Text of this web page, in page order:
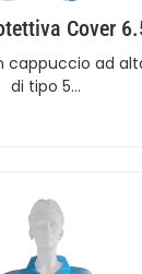
Cover
cappuccio ad
di tipo 5…